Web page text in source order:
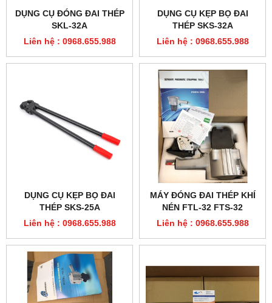
DỤNG CỤ ĐÓNG ĐAI THÉP
SKL-32A
Liên hệ : 0968.655.988
DỤNG CỤ KẸP BỌ ĐAI
THÉP SKS-32A
Liên hệ : 0968.655.988
DỤNG CỤ KẸP BỌ ĐAI
THÉP SKS-25A
Liên hệ : 0968.655.988
MÁY ĐÓNG ĐAI THÉP KHÍ
NÉN FTL-32 FTS-32
Liên hệ : 0968.655.988